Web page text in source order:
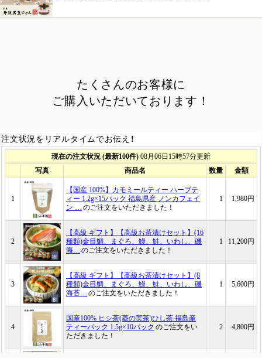
たくさんのお客様に
ご購入いただいております！
注文状況をリアルタイムでお伝え！